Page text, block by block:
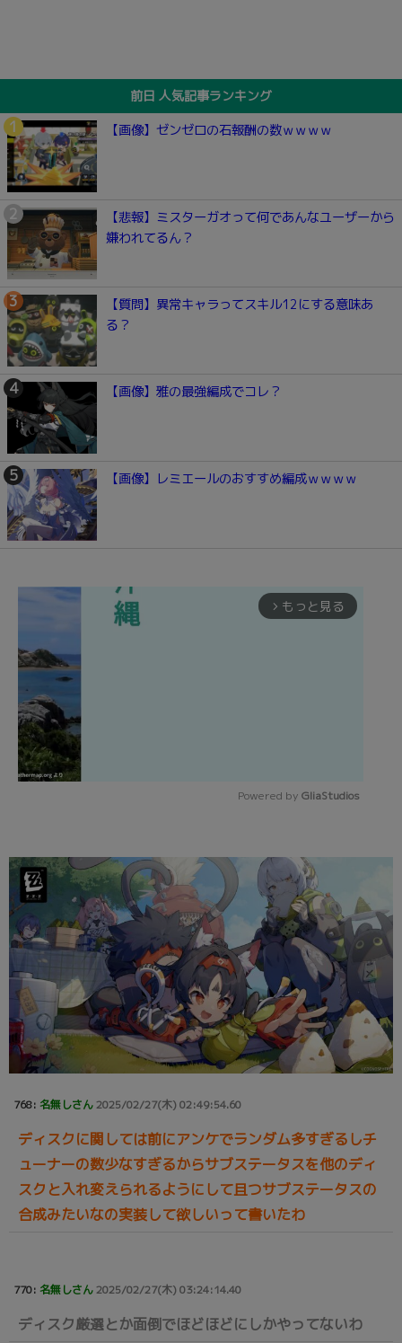
前日 人気記事ランキング
【画像】ゼンゼロの石報酬の数ｗｗｗｗ
【悲報】ミスターガオって何であんなユーザーから
嫌われてるん？
【質問】異常キャラってスキル12にする意味あ
る？
【画像】雅の最強編成でコレ？
【画像】レミエールのおすすめ編成ｗｗｗｗ
arrow_forward_ios もっと見る
Powered by GliaStudios
768: 名無しさん2025/02/27(木) 02:49:54.60
ディスクに関しては前にアンケでランダム多すぎるしチ
ューナーの数少なすぎるからサブステータスを他のディ
スクと入れ変えられるようにして且つサブステータスの
合成みたいなの実装して欲しいって書いたわ
770: 名無しさん2025/02/27(木) 03:24:14.40
ディスク厳選とか面倒でほどほどにしかやってないわ